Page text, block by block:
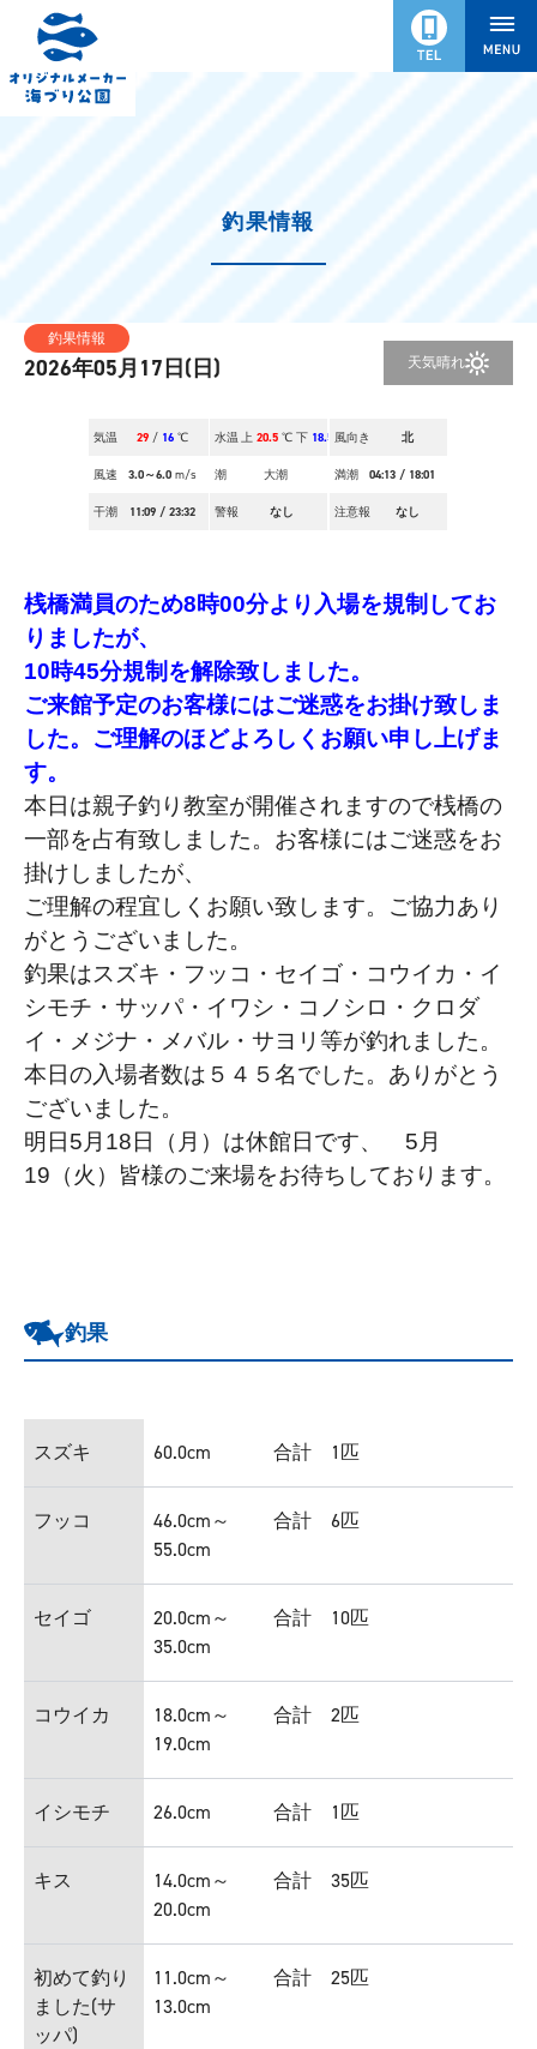
釣果情報
釣果情報
2026年05月17日(日) 天気晴れ
気温 29 / 16 ℃ 水温 上 20.5 ℃ 下 18.5℃
風向き 北
風速 3.0～6.0 m/s 潮 大潮 満潮 04:13 / 18:01
干潮 11:09 / 23:32 警報 なし 注意報 なし
桟橋満員のため8時00分より入場を規制してお
りましたが、
10時45分規制を解除致しました。
ご来館予定のお客様にはご迷惑をお掛け致しま
した。ご理解のほどよろしくお願い申し上げま
す。
本日は親子釣り教室が開催されますので桟橋の
一部を占有致しました。 お客様にはご迷惑をお
掛けしましたが、
ご理解の程宜しくお願い致します。ご協力あり
がとうございました。
釣果はスズキ・フッコ・セイゴ・コウイカ・イ
シモチ・サッパ・イワシ・コノシロ・クロダ
イ・メジナ・メバル・サヨリ等が釣れました。
本日の入場者数は５４５名でした。ありがとう
ございました。
明日5月18日（月）は休館日です、 5月
19（火）皆様のご来場をお待ちしております。
釣果
スズキ 60.0cm 合計 1匹
フッコ
46.0cm～
55.0cm
合計 6匹
セイゴ
20.0cm～
35.0cm
合計 10匹
コウイカ
18.0cm～
19.0cm
合計 2匹
イシモチ 26.0cm 合計 1匹
キス
14.0cm～
20.0cm
合計 35匹
初めて釣り
ました(サ
ッパ)
11.0cm～
13.0cm
合計 25匹